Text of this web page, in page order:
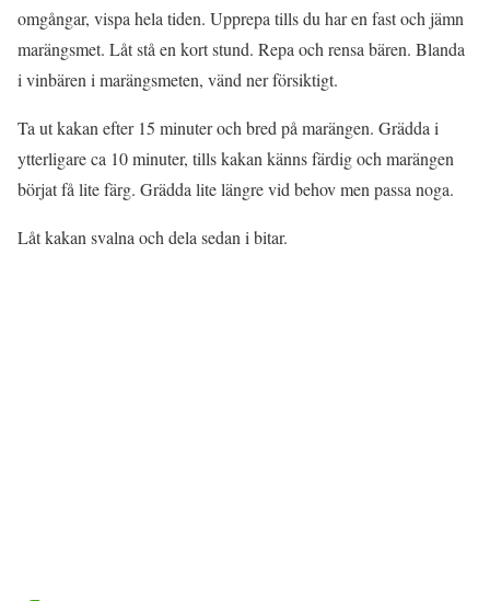
omgångar, vispa hela tiden. Upprepa tills du har en fast och jämn
marängsmet. Låt stå en kort stund. Repa och rensa bären. Blanda
i vinbären i marängsmeten, vänd ner försiktigt.
Ta ut kakan efter 15 minuter och bred på marängen. Grädda i
ytterligare ca 10 minuter, tills kakan känns färdig och marängen
börjat få lite färg. Grädda lite längre vid behov men passa noga.
Låt kakan svalna och dela sedan i bitar.